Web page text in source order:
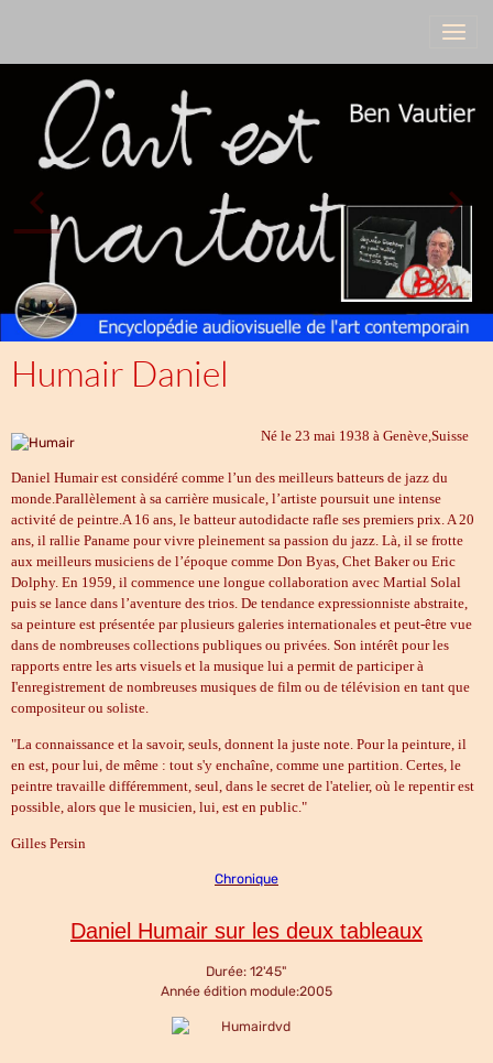
Humair Daniel
Né le 23 mai 1938 à Genève,Suisse
Daniel Humair est considéré comme l’un des meilleurs batteurs de jazz du
monde.Parallèlement à sa carrière musicale, l’artiste poursuit une intense
activité de peintre.A 16 ans, le batteur autodidacte rafle ses premiers prix. A 20
ans, il rallie Paname pour vivre pleinement sa passion du jazz. Là, il se frotte
aux meilleurs musiciens de l’époque comme Don Byas, Chet Baker ou Eric
Dolphy. En 1959, il commence une longue collaboration avec Martial Solal
puis se lance dans l’aventure des trios. De tendance expressionniste abstraite,
sa peinture est présentée par plusieurs galeries internationales et peut-être vue
dans de nombreuses collections publiques ou privées. Son intérêt pour les
rapports entre les arts visuels et la musique lui a permit de participer à
I'enregistrement de nombreuses musiques de film ou de télévision en tant que
compositeur ou soliste.
"La connaissance et la savoir, seuls, donnent la juste note. Pour la peinture, il
en est, pour lui, de même : tout s'y enchaîne, comme une partition. Certes, le
peintre travaille différemment, seul, dans le secret de l'atelier, où le repentir est
possible, alors que le musicien, lui, est en public."
Gilles Persin
Chronique
Daniel Humair sur les deux tableaux
Durée: 12'45"
Année édition module:2005